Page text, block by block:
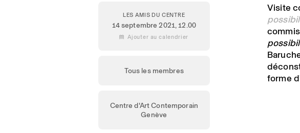
LES AMIS DU CENTRE
14 septembre 2021, 12.00
 Ajouter au calendrier
Tous les membres
Centre d'Art Contemporain
Genève
Visite
forme